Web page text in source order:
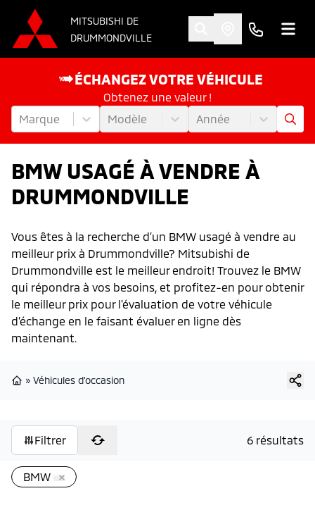
MITSUBISHI DE
DRUMMONDVILLE
ÉCHANGEZ VOTRE VÉHICULE
Obtenez une valeur !
Marque
Modèle Année
BMW USAGÉ À VENDRE À
DRUMMONDVILLE
Vous êtes à la recherche d’un BMW usagé à vendre au
meilleur prix à Drummondville? Mitsubishi de
Drummondville est le meilleur endroit! Trouvez le BMW
qui répondra à vos besoins, et profitez-en pour obtenir
le meilleur prix pour l'évaluation de votre véhicule
d’échange en le faisant évaluer en ligne dès
maintenant.
» Véhicules d'occasion
Filtrer 6 résultats
BMW